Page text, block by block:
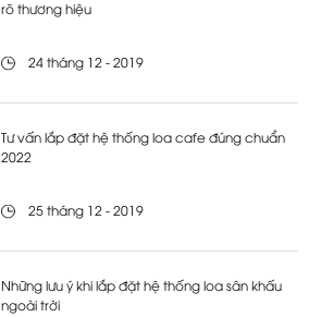
rõ thương hiệu
24 tháng 12 - 2019
Tư vấn lắp đặt hệ thống loa cafe đúng chuẩn
2022
25 tháng 12 - 2019
Những lưu ý khi lắp đặt hệ thống loa sân khấu
ngoài trời